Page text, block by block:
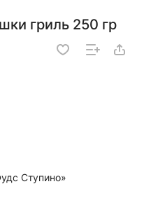
гриль 250 гр
Ступино»